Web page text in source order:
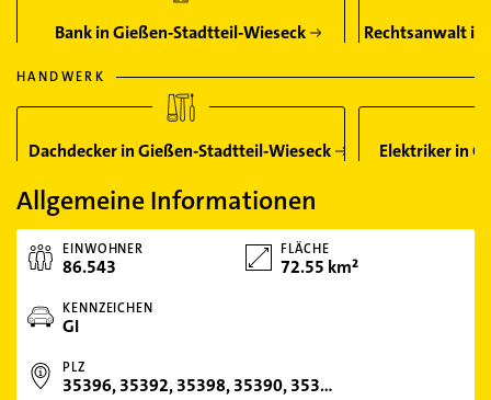
Bank in Gießen-Stadtteil-Wieseck Rechtsanwalt
HANDWERK
Dachdecker in Gießen-Stadtteil-Wieseck Elektriker in
Allgemeine Informationen
EINWOHNER
86.543
FLÄCHE
72.55 km²
KENNZEICHEN
GI
PLZ
35396, 35392, 35398, 35390, 35394, 35333